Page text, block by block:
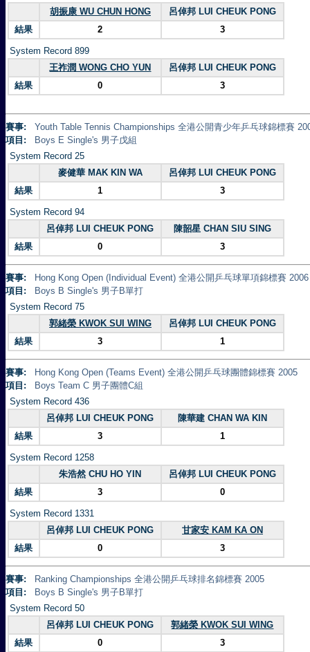
胡振康 WU CHUN HONG
呂倬邦 LUI CHEUK PONG
結果
2 3
System Record 899
王祚潤 WONG CHO YUN
呂倬邦 LUI CHEUK PONG
結果
0 3
賽事:
Youth Table Tennis Championships 全港公開青少年乒乓球錦標賽
項目:
Boys E Single's 男子戊組
System Record 25
麥健華 MAK KIN WA
呂倬邦 LUI CHEUK PONG
結果
1 3
System Record 94
呂倬邦 LUI CHEUK PONG
陳韶星 CHAN SIU SING
結果
0 3
賽事:
Hong Kong Open (Individual Event) 全港公開乒乓球單項錦標賽 2006
項目:
Boys B Single's 男子B單打
System Record 75
郭緒榮 KWOK SUI WING
呂倬邦 LUI CHEUK PONG
結果
3 1
賽事:
Hong Kong Open (Teams Event) 全港公開乒乓球團體錦標賽 2005
項目:
Boys Team C 男子團體C組
System Record 436
呂倬邦 LUI CHEUK PONG
陳華建 CHAN WA KIN
結果
3 1
System Record 1258
朱浩然 CHU HO YIN
呂倬邦 LUI CHEUK PONG
結果
3 0
System Record 1331
呂倬邦 LUI CHEUK PONG
甘家安 KAM KA ON
結果
0 3
賽事:
Ranking Championships 全港公開乒乓球排名錦標賽 2005
項目:
Boys B Single's 男子B單打
System Record 50
呂倬邦 LUI CHEUK PONG
郭緒榮 KWOK SUI WING
結果
0 3